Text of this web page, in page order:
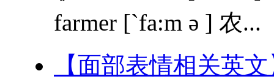
farmer [`fa:m ə ] 农...
【面部表情相关英